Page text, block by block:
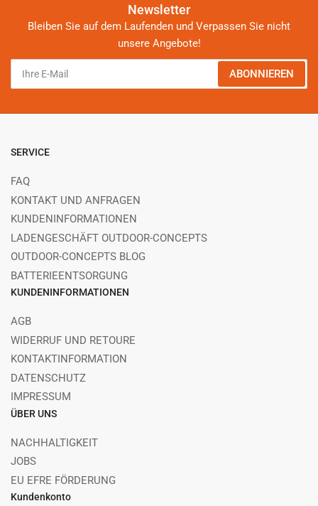
Newsletter
Bleiben Sie auf dem Laufenden und Verpassen Sie nicht
unsere Angebote!
Mail
ABONNIEREN
SERVICE
FAQ
KONTAKT UND ANFRAGEN
KUNDENINFORMATIONEN
LADENGESCHÄFT OUTDOOR-CONCEPTS
OUTDOOR-CONCEPTS BLOG
BATTERIEENTSORGUNG
KUNDENINFORMATIONEN
AGB
WIDERRUF UND RETOURE
KONTAKTINFORMATION
DATENSCHUTZ
IMPRESSUM
ÜBER UNS
NACHHALTIGKEIT
JOBS
EU EFRE FÖRDERUNG
Kundenkonto